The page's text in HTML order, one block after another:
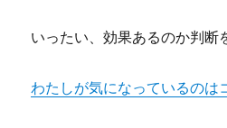
いったい、効果あるのか判断
わたしが気になっているのは